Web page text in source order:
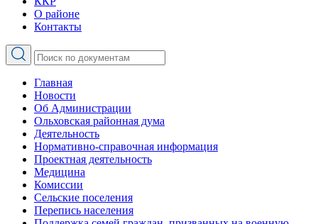
О районе
Контакты
Главная
Новости
Об Администрации
Ольховская районная дума
Деятельность
Нормативно-справочная информация
Проектная деятельность
Медицина
Комиссии
Сельские поселения
Перепись населения